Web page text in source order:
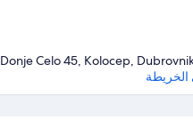
Donje Celo 45, Kolocep,